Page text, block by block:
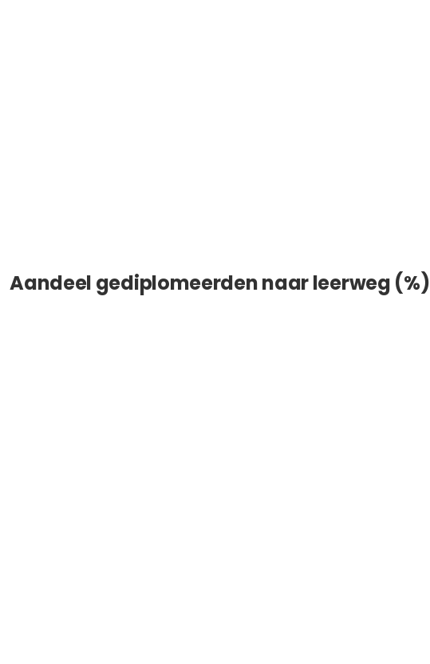
Aandeel gediplomeerden naar leerweg (%)